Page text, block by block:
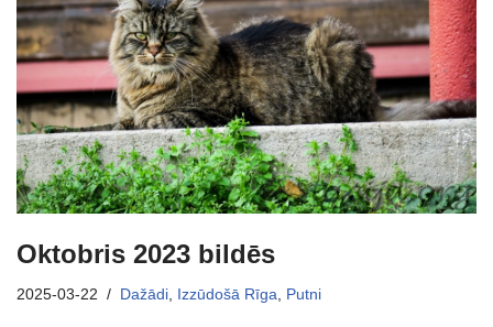
Oktobris 2023 bildēs
2025-03-22 Dažādi Izzūdošā Rīga Putni